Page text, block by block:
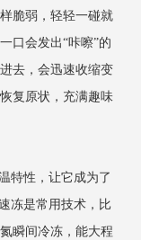
脆弱，轻轻一碰就
口会发出“咔嚓”的
去，会迅速收缩变
复原状，充满趣味
特性，让它成为了
冻是常用技术，比
瞬间冷冻，能大程